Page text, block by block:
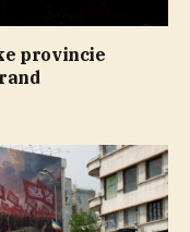
provincie